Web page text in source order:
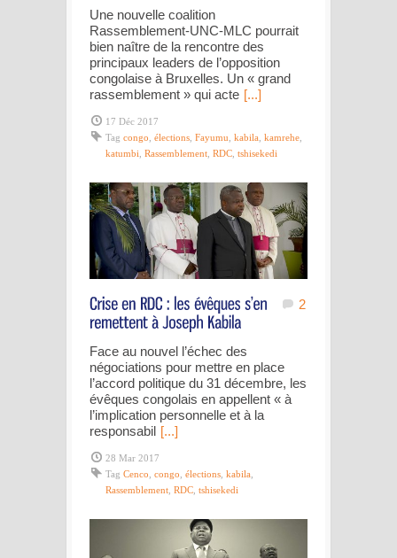
Une nouvelle coalition
Rassemblement-UNC-MLC pourrait
bien naître de la rencontre des
principaux leaders de l’opposition
congolaise à Bruxelles. Un « grand
rassemblement » qui acte [...]
17 Déc 2017
Tag congo élections Fayumu kabila kamrehe
katumbi Rassemblement RDC tshisekedi
2
Face au nouvel l’échec des
négociations pour mettre en place
l’accord politique du 31 décembre, les
évêques congolais en appellent « à
l’implication personnelle et à la
responsabil [...]
28 Mar 2017
Tag Cenco congo élections kabila
Rassemblement RDC tshisekedi